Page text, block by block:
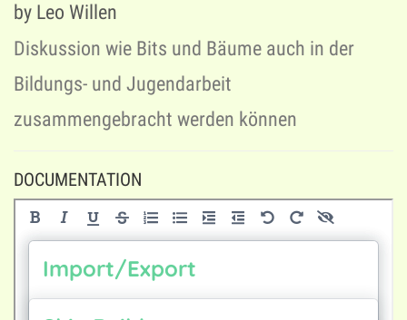
by Leo Willen
Diskussion wie Bits und Bäume auch in der
Bildungs- und Jugendarbeit
zusammengebracht werden können
DOCUMENTATION